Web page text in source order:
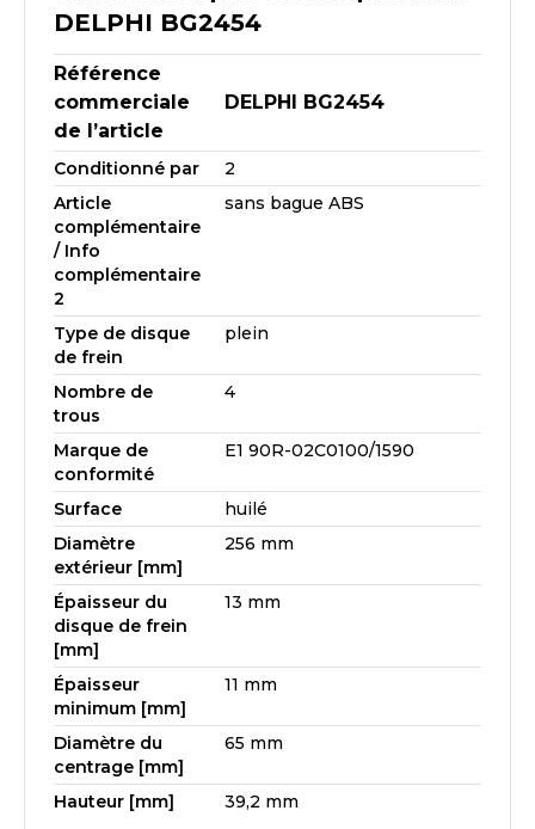
DELPHI BG2454
Référence
commerciale
de l’article
DELPHI BG2454
Conditionné par
2
Article
complémentaire
/ Info
complémentaire
2
sans bague ABS
Type de disque
de frein
plein
Nombre de
trous
4
Marque de
conformité
E1 90R-02C0100/1590
Surface
huilé
Diamètre
extérieur [mm]
256 mm
Épaisseur du
disque de frein
[mm]
13 mm
Épaisseur
minimum [mm]
11 mm
Diamètre du
centrage [mm]
65 mm
Hauteur [mm] 39,2 mm